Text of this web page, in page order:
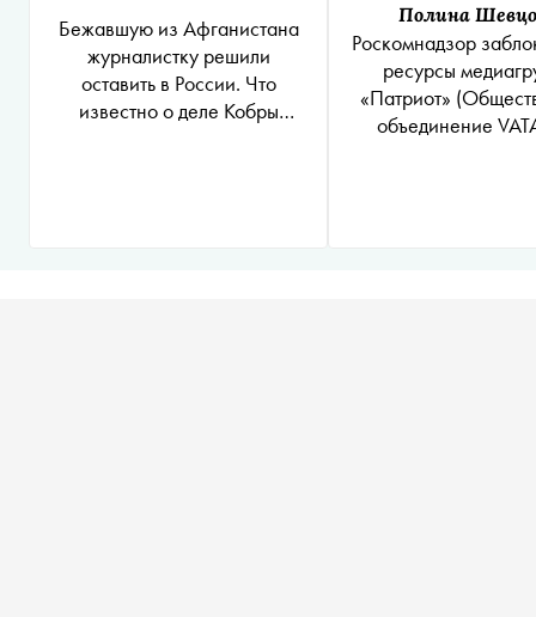
Бежавшую из Афганистана
журналистку решили
оставить в России. Что
известно о деле Кобры
Полина
Роскомнадзор
ресурсы
«Патриот»
объединение